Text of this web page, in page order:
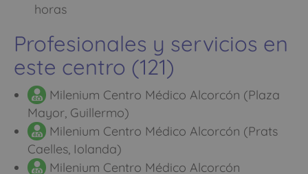
horas
Profesionales y servicios en
este centro (121)
Milenium Centro Médico Alcorcón (Plaza
Mayor, Guillermo)
Milenium Centro Médico Alcorcón (Prats
Caelles, Iolanda)
Milenium Centro Médico Alcorcón